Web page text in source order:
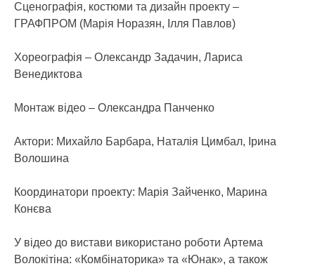
Сценографія, костюми та дизайн проекту –
ГРАФПРОМ (Марія Норазян, Ілля Павлов)
Хореографія – Олександр Задачин, Лариса
Венедиктова
Монтаж відео – Олександра Панченко
Актори: Михайло Барбара, Наталія Цимбал, Ірина
Волошина
Координатори проекту: Марія Зайченко, Марина
Конєва
У відео до вистави використано роботи Артема
Волокітіна: «Комбінаторика» та «Юнак», а також